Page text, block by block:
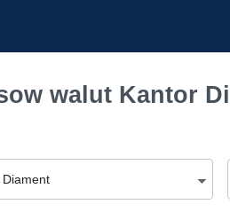
walut Kantor
Diament